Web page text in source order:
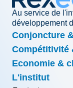
Au service de
développement
Conjoncture
Compétitivité
Economie &
L'institut